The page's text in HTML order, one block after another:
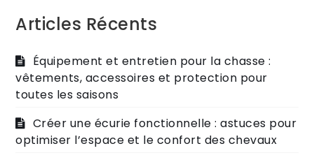
Articles Récents
Équipement et entretien pour la chasse :
vêtements, accessoires et protection pour
toutes les saisons
Créer une écurie fonctionnelle : astuces pour
optimiser l’espace et le confort des chevaux